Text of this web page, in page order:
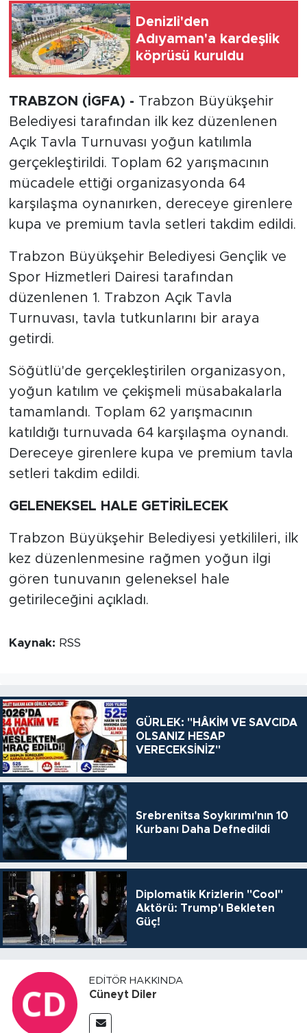
Denizli'den
Adıyaman'a kardeşlik
köprüsü kuruldu
TRABZON (İGFA) - Trabzon Büyükşehir
Belediyesi tarafından ilk kez düzenlenen
Açık Tavla Turnuvası yoğun katılımla
gerçekleştirildi. Toplam 62 yarışmacının
mücadele ettiği organizasyonda 64
karşılaşma oynanırken, dereceye girenlere
kupa ve premium tavla setleri takdim edildi.
Trabzon Büyükşehir Belediyesi Gençlik ve
Spor Hizmetleri Dairesi tarafından
düzenlenen 1. Trabzon Açık Tavla
Turnuvası, tavla tutkunlarını bir araya
getirdi.
Söğütlü'de gerçekleştirilen organizasyon,
yoğun katılım ve çekişmeli müsabakalarla
tamamlandı. Toplam 62 yarışmacının
katıldığı turnuvada 64 karşılaşma oynandı.
Dereceye girenlere kupa ve premium tavla
setleri takdim edildi.
GELENEKSEL HALE GETİRİLECEK
Trabzon Büyükşehir Belediyesi yetkilileri, ilk
kez düzenlenmesine rağmen yoğun ilgi
gören tunuvanın geleneksel hale
getirileceğini açıkladı.
Kaynak: RSS
GÜRLEK: "HÂKİM VE SAVCIDA
OLSANIZ HESAP
VERECEKSİNİZ"
Srebrenitsa Soykırımı'nın 10
Kurbanı Daha Defnedildi
Diplomatik Krizlerin "Cool"
Aktörü: Trump'ı Bekleten
Güç!
EDITÖR HAKKINDA
Cüneyt Diler